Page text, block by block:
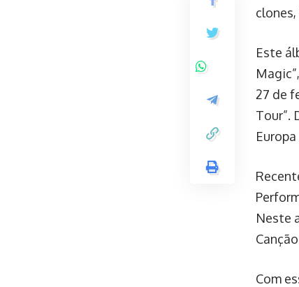
Este
27 de
Tour”.
Neste
Com